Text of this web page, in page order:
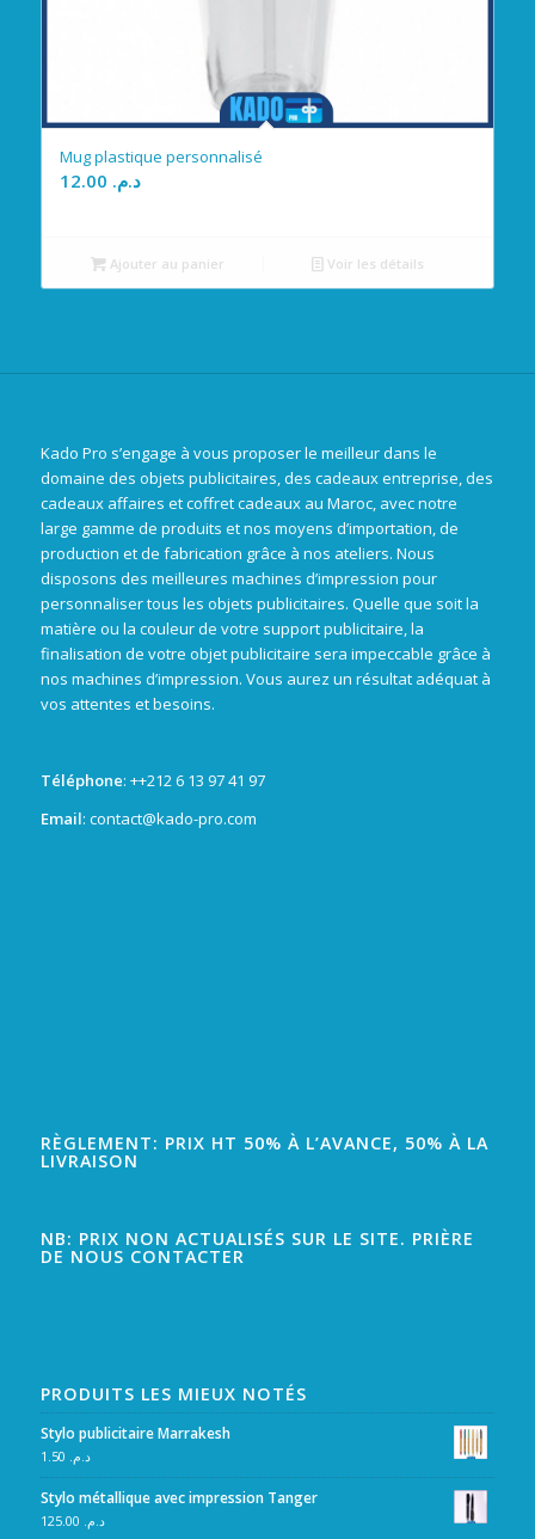
Mug plastique personnalisé
د.م.
Ajouter au panier Voir les détails
Kado Pro s’engage à vous proposer le meilleur dans le
domaine des objets publicitaires, des cadeaux entreprise, des
cadeaux affaires et coffret cadeaux au Maroc, avec notre
large gamme de produits et nos moyens d’importation, de
production et de fabrication grâce à nos ateliers. Nous
disposons des meilleures machines d’impression pour
personnaliser tous les objets publicitaires. Quelle que soit la
matière ou la couleur de votre support publicitaire, la
finalisation de votre objet publicitaire sera impeccable grâce à
nos machines d’impression. Vous aurez un résultat adéquat à
vos attentes et besoins.
Téléphone: ++212 6 13 97 41 97
Email: contact@kado-pro.com
RÈGLEMENT: PRIX HT 50% À L’AVANCE, 50% À LA
LIVRAISON
NB: PRIX NON ACTUALISÉS SUR LE SITE. PRIÈRE
DE NOUS CONTACTER
PRODUITS LES MIEUX NOTÉS
Stylo publicitaire Marrakesh
د.م.
Stylo métallique avec impression Tanger
د.م.